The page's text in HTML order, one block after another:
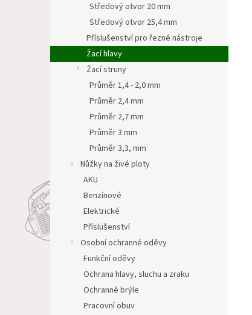
Středový otvor 20 mm
Středový otvor 25,4 mm
Příslušenství pro řezné nástroje
Žací hlavy
Žací struny
Průměr 1,4 - 2,0 mm
Průměr 2,4 mm
Průměr 2,7 mm
Průměr 3 mm
Průměr 3,3, mm
Nůžky na živé ploty
AKU
Benzínové
Elektrické
Příslušenství
Osobní ochranné oděvy
Funkční oděvy
Ochrana hlavy, sluchu a zraku
Ochranné brýle
Pracovní obuv